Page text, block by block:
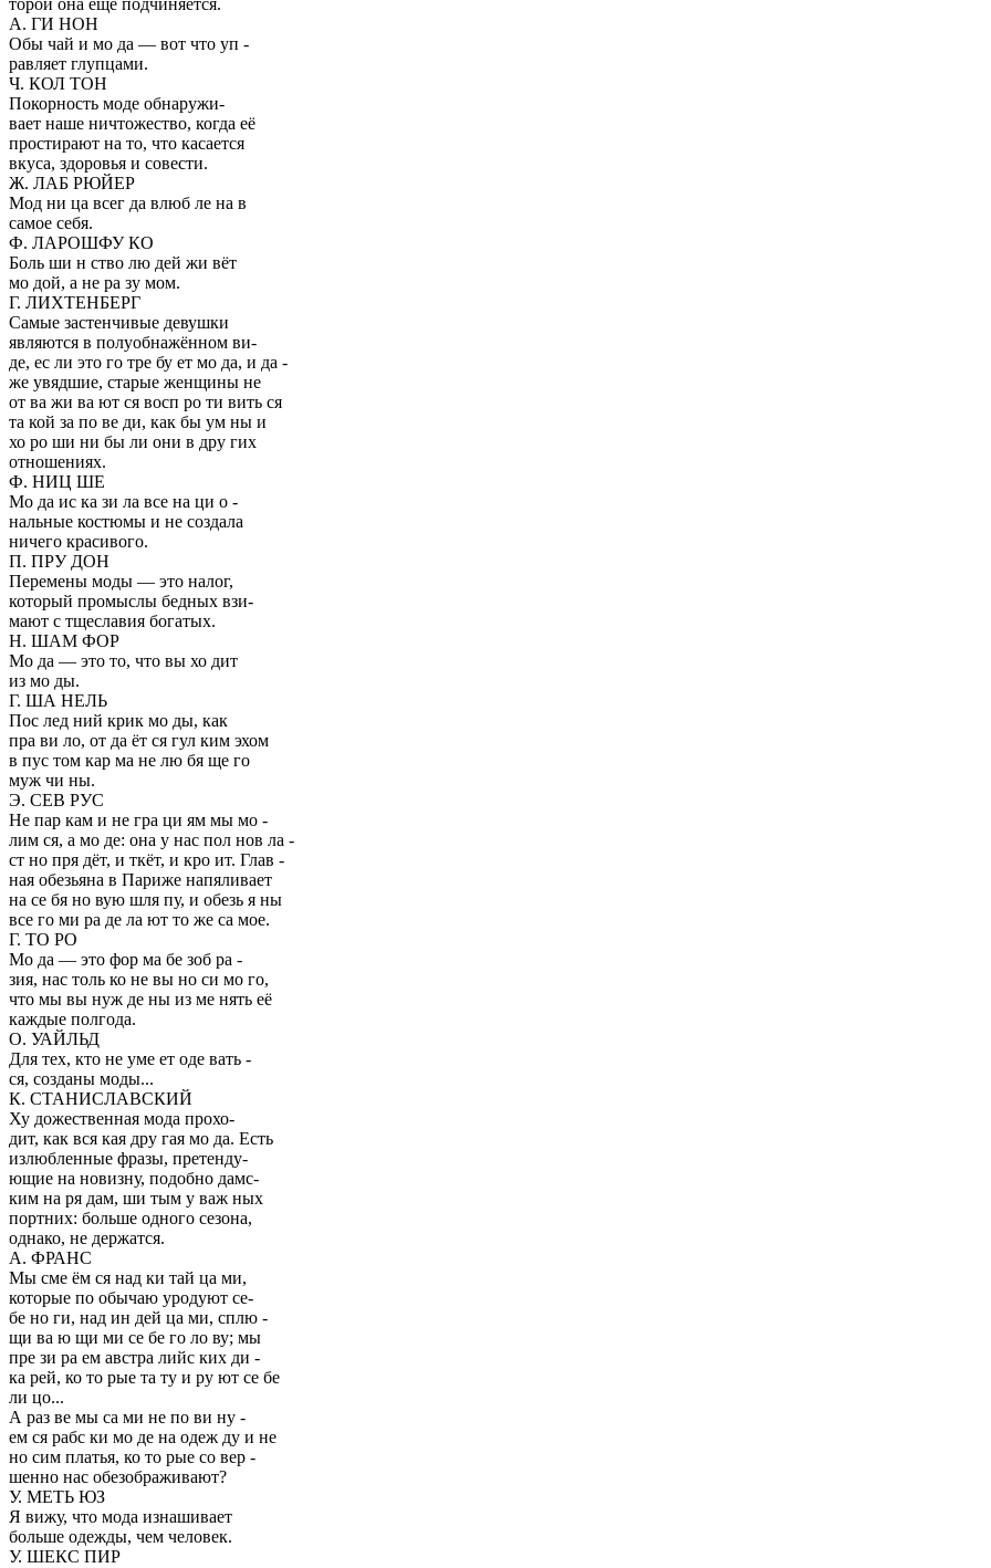
торой она ещё подчиняется.
А. ГИ НОН
Обы чай и мо да — вот что уп -
равляет глупцами.
Ч. КОЛ ТОН
Покорность моде обнаружи-
вает наше ничтожество, когда её
простирают на то, что касается
вкуса, здоровья и совести.
Ж. ЛАБ РЮЙЕР
Мод ни ца всег да влюб ле на в
самое себя.
Ф. ЛАРОШФУ КО
Боль ши н ство лю дей жи вёт
мо дой, а не ра зу мом.
Г. ЛИХТЕНБЕРГ
Самые застенчивые девушки
являются в полуобнажённом ви-
де, ес ли это го тре бу ет мо да, и да -
же увядшие, старые женщины не
от ва жи ва ют ся восп ро ти вить ся
та кой за по ве ди, как бы ум ны и
хо ро ши ни бы ли они в дру гих
отношениях.
Ф. НИЦ ШЕ
Мо да ис ка зи ла все на ци о -
нальные костюмы и не создала
ничего красивого.
П. ПРУ ДОН
Перемены моды — это налог,
который промыслы бедных взи-
мают с тщеславия богатых.
Н. ШАМ ФОР
Мо да — это то, что вы хо дит
из мо ды.
Г. ША НЕЛЬ
Пос лед ний крик мо ды, как
пра ви ло, от да ёт ся гул ким эхом
в пус том кар ма не лю бя ще го
муж чи ны.
Э. СЕВ РУС
Не пар кам и не гра ци ям мы мо -
лим ся, а мо де: она у нас пол нов ла -
ст но пря дёт, и ткёт, и кро ит. Глав -
ная обезьяна в Париже напяливает
на се бя но вую шля пу, и обезь я ны
все го ми ра де ла ют то же са мое.
Г. ТО РО
Мо да — это фор ма бе зоб ра -
зия, нас толь ко не вы но си мо го,
что мы вы нуж де ны из ме нять её
каждые полгода.
О. УАЙЛЬД
Для тех, кто не уме ет оде вать -
ся, созданы моды...
К. СТАНИСЛАВСКИЙ
Ху дожественная мода прохо-
дит, как вся кая дру гая мо да. Есть
излюбленные фразы, претенду-
ющие на новизну, подобно дамс-
ким на ря дам, ши тым у важ ных
портних: больше одного сезона,
однако, не держатся.
А. ФРАНС
Мы сме ём ся над ки тай ца ми,
которые по обычаю уродуют се-
бе но ги, над ин дей ца ми, сплю -
щи ва ю щи ми се бе го ло ву; мы
пре зи ра ем австра лийс ких ди -
ка рей, ко то рые та ту и ру ют се бе
ли цо...
А раз ве мы са ми не по ви ну -
ем ся рабс ки мо де на одеж ду и не
но сим платья, ко то рые со вер -
шенно нас обезображивают?
У. МЕТЬ ЮЗ
Я вижу, что мода изнашивает
больше одежды, чем человек.
У. ШЕКС ПИР